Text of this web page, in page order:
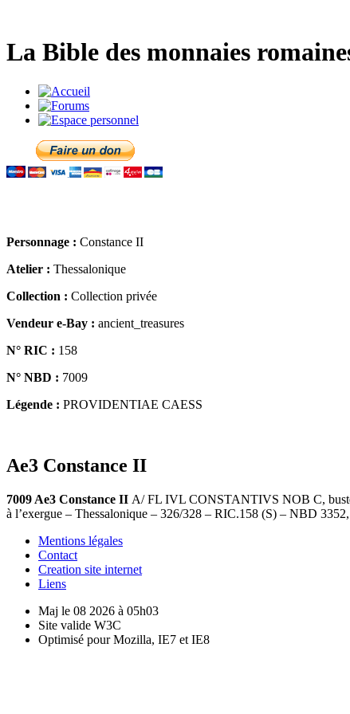
La Bible des monnaies
Personnage : Constance II
Atelier : Thessalonique
Collection : Collection privée
Vendeur e-Bay : ancient_treasures
N° RIC : 158
N° NBD : 7009
Légende : PROVIDENTIAE CAESS
Ae3 Constance II
7009 Ae3 Constance II A/ FL IVL CONSTANTIVS NOB C, buste
à l’exergue – Thessalonique – 326/328 – RIC.158 (S) – NBD
Mentions légales
Contact
Creation site internet
Liens
Maj le 08 2026 à 05h03
Site valide W3C
Optimisé pour Mozilla, IE7 et IE8